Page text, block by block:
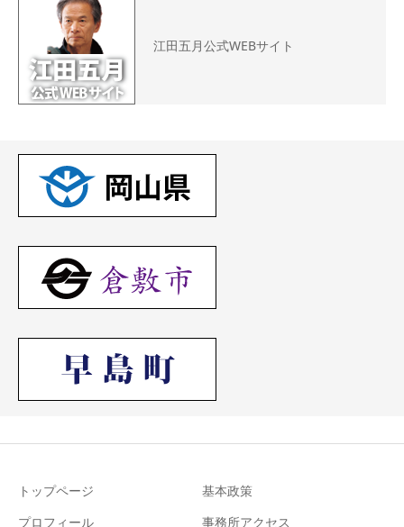
江田五月公式WEBサイト
トップページ
基本政策
プロフィール
事務所アクセス